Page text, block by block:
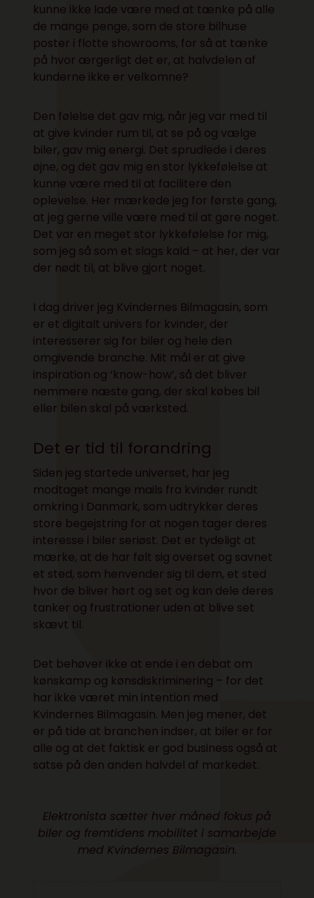
kunne ikke lade være med at tænke på alle
de mange penge, som de store bilhuse
poster i flotte showrooms, for så at tænke
på hvor ærgerligt det er, at halvdelen af
kunderne ikke er velkomne?
Den følelse det gav mig, når jeg var med til
at give kvinder rum til, at se på og vælge
biler, gav mig energi. Det sprudlede i deres
øjne, og det gav mig en stor lykkefølelse at
kunne være med til at facilitere den
oplevelse. Her mærkede jeg for første gang,
at jeg gerne ville være med til at gøre noget.
Det var en meget stor lykkefølelse for mig,
som jeg så som et slags kald – at her, der var
der nødt til, at blive gjort noget.
I dag driver jeg Kvindernes Bilmagasin, som
er et digitalt univers for kvinder, der
interesserer sig for biler og hele den
omgivende branche. Mit mål er at give
inspiration og ‘know-how’, så det bliver
nemmere næste gang, der skal købes bil
eller bilen skal på værksted.
Det er tid til forandring
Siden jeg startede universet, har jeg
modtaget mange mails fra kvinder rundt
omkring i Danmark, som udtrykker deres
store begejstring for at nogen tager deres
interesse i biler seriøst. Det er tydeligt at
mærke, at de har følt sig overset og savnet
et sted, som henvender sig til dem, et sted
hvor de bliver hørt og set og kan dele deres
tanker og frustrationer uden at blive set
skævt til.
Det behøver ikke at ende i en debat om
kønskamp og kønsdiskriminering – for det
har ikke været min intention med
Kvindernes Bilmagasin. Men jeg mener, det
er på tide at branchen indser, at biler er for
alle og at det faktisk er god business også at
satse på den anden halvdel af markedet.
Elektronista sætter hver måned fokus på
biler og fremtidens mobilitet i samarbejde
med Kvindernes Bilmagasin.